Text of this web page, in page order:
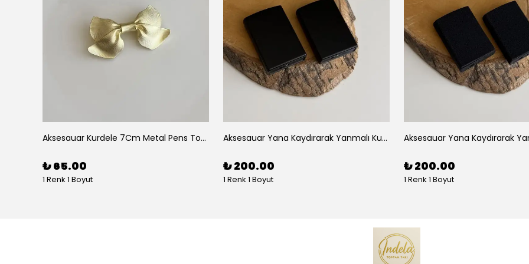
Aksesauar Kurdele 7Cm Metal Pens Toka
₺ 65.00
1 Renk 1 Boyut
Aksesauar Yana Kaydırarak Yanmalı Kum Siyah Çakmak
₺ 200.00
1 Renk 1 Boyut
₺ 200.00
1 Renk 1 Boyut